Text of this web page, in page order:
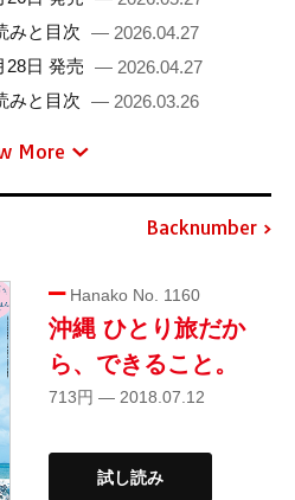
みと目次 — 2026.04.27
28日 発売 — 2026.04.27
みと目次 — 2026.03.26
More
Backnumber
Hanako No. 1160
沖縄 ひとり旅だか
ら、できること。
713円 — 2018.07.12
試し読み